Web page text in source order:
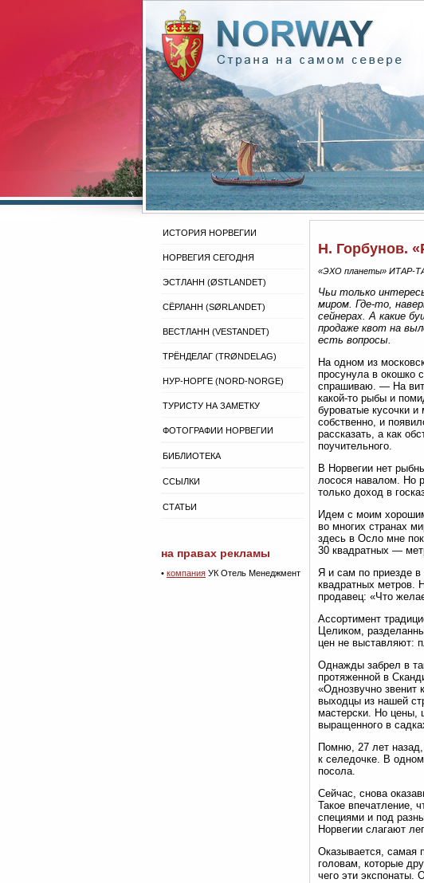
ИСТОРИЯ НОРВЕГИИ
НОРВЕГИЯ СЕГОДНЯ
ЭСТЛАНН (ØSTLANDET)
СЁРЛАНН (SØRLANDET)
ВЕСТЛАНН (VESTANDET)
ТРЁНДЕЛАГ (TRØNDELAG)
НУР-НОРГЕ (NORD-NORGE)
ТУРИСТУ НА ЗАМЕТКУ
ФОТОГРАФИИ НОРВЕГИИ
БИБЛИОТЕКА
ССЫЛКИ
СТАТЬИ
на правах рекламы
• компания УК Отель Менеджмент
Н. Горбунов.
«ЭХО планеты» ИТАР-
Чьи только
миром. Где-то,
сейнерах. А какие
продаже квот на
есть вопросы.
На одном из
просунула в окошко
спрашиваю. — На
какой-то рыбы и
буроватые кусочки
собственно, и
рассказать, а как
поучительного.
В Норвегии нет
лосося навалом. Но
только доход в
Идем с моим
во многих странах
здесь в Осло мне
30 квадратных —
Я и сам по приезде в
квадратных метров.
продавец: «Что
Ассортимент
Целиком,
цен не выставляют:
Однажды забрел в
протяженной в
«Однозвучно звенит
выходцы из нашей
мастерски. Но цены,
выращенного в
Помню, 27 лет назад,
к селедочке. В
посола.
Сейчас, снова
Такое впечатление,
специями и под
Норвегии слагают
Оказывается, самая
головам, которые
чего эти экспонаты.